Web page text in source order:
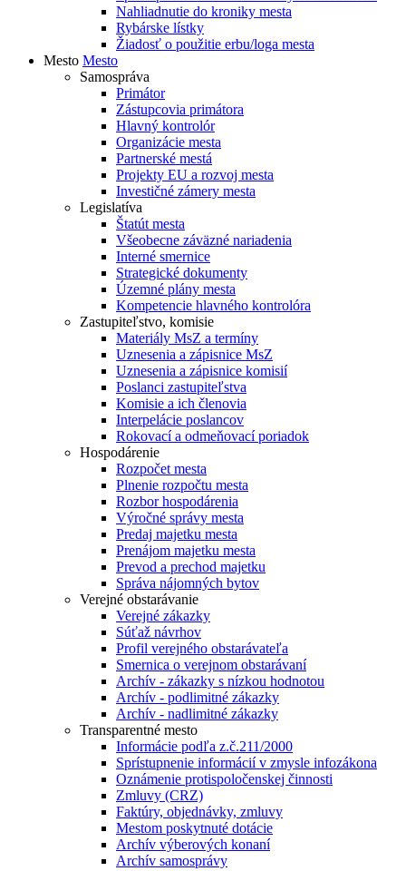
Nahliadnutie do kroniky mesta
Rybárske lístky
Žiadosť o použitie erbu/loga mesta
Mesto Mesto
Samospráva
Primátor
Zástupcovia primátora
Hlavný kontrolór
Organizácie mesta
Partnerské mestá
Projekty EU a rozvoj mesta
Investičné zámery mesta
Legislatíva
Štatút mesta
Všeobecne záväzné nariadenia
Interné smernice
Strategické dokumenty
Územné plány mesta
Kompetencie hlavného kontrolóra
Zastupiteľstvo, komisie
Materiály MsZ a termíny
Uznesenia a zápisnice MsZ
Uznesenia a zápisnice komisií
Poslanci zastupiteľstva
Komisie a ich členovia
Interpelácie poslancov
Rokovací a odmeňovací poriadok
Hospodárenie
Rozpočet mesta
Plnenie rozpočtu mesta
Rozbor hospodárenia
Výročné správy mesta
Predaj majetku mesta
Prenájom majetku mesta
Prevod a prechod majetku
Správa nájomných bytov
Verejné obstarávanie
Verejné zákazky
Súťaž návrhov
Profil verejného obstarávateľa
Smernica o verejnom obstarávaní
Archív - zákazky s nízkou hodnotou
Archív - podlimitné zákazky
Archív - nadlimitné zákazky
Transparentné mesto
Informácie podľa z.č.211/2000
Sprístupnenie informácií v zmysle infozákona
Oznámenie protispoločenskej činnosti
Zmluvy (CRZ)
Faktúry, objednávky, zmluvy
Mestom poskytnuté dotácie
Archív výberových konaní
Archív samosprávy